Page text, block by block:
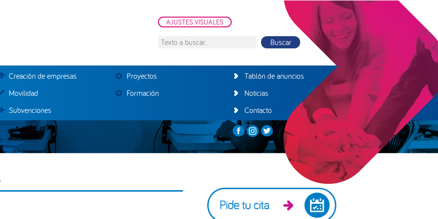
AJUSTES VISUALES
Texto
Creación de empresas
Movilidad
Subvenciones
Proyectos
Formación
Tablón de anuncios
Noticias
Contacto
Barra
lateral